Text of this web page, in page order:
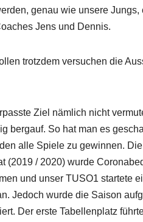
genau wie unsere
Jens und Dennis.
trotzdem versuchen die
Ziel nämlich nicht
bergauf. So hat man es
alle Spiele zu gewinnen.
(2019 / 2020) wurde
und unser TUSO1 startete
Jedoch wurde die Saison
Der erste Tabellenplatz